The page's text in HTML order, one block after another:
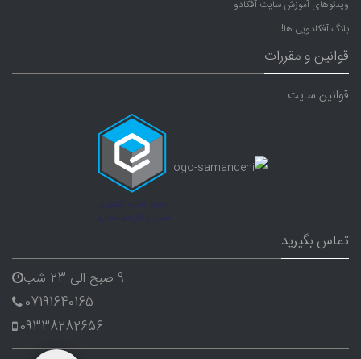
ویدئوهای آموزش سایت آفکادو
بلاگ آفکادویی ها!
قوانین و مقررات
قوانین سایت
تماس بگیرید
9 صبح الی 23 شب
07191640165
09338282656